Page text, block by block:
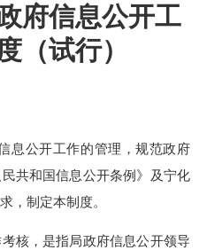
府信息公开工
（试行）
息公开工作的管理，规范政府
共和国信息公开条例》及宁化
，制定本制度。
核，是指局政府信息公开领导